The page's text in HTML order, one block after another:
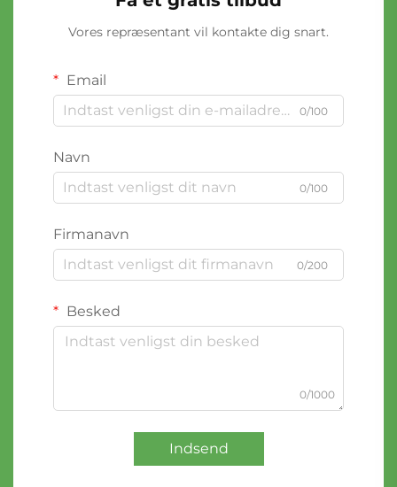
Vores repræsentant vil kontakte dig snart.
Email
0/100
Navn
0/100
Firmanavn
0/200
Besked
0/1000
Indsend